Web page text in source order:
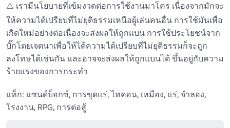
⚠️ เรามีนโยบายที่เข้มงวดต่อการใช้งานมาโคร เนื่องจากมักจะ
ให้ความได้เปรียบที่ไม่ยุติธรรมเหนือผู้เล่นคนอื่น การใช้มันเพื่อ
เกิดใหม่อย่างต่อเนื่องจะส่งผลให้ถูกแบน การใช้ประโยชน์จาก
บั๊กโดยเจตนาเพื่อให้ได้ความได้เปรียบที่ไม่ยุติธรรมก็จะถูก
ลงโทษได้เช่นกัน และอาจจะส่งผลให้ถูกแบนได้ ขึ้นอยู่กับความ
ร้ายแรงของการกระทำ
แท็ก: แซนด์บ็อกซ์, การขุดแร่, ไทคอน, เหมือง, แร่, จำลอง,
โรงงาน, RPG, การต่อสู้